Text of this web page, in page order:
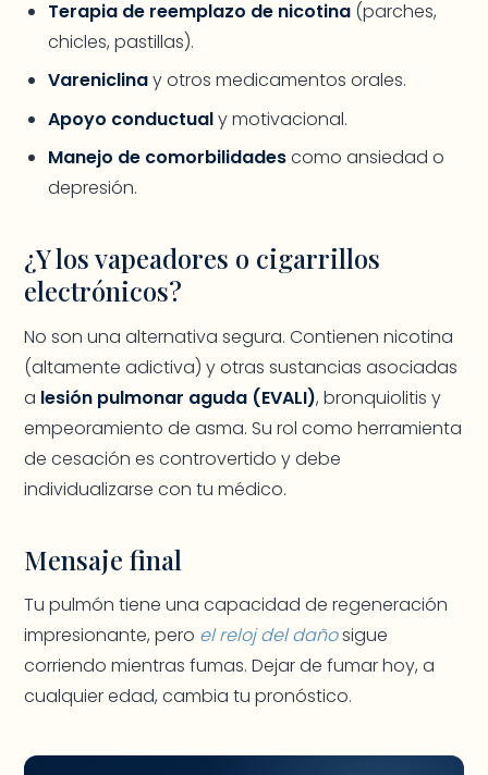
Terapia de reemplazo de nicotina(parches,
chicles, pastillas).
Vareniclinay otros medicamentos orales.
Apoyo conductualy motivacional.
Manejo de comorbilidadescomo ansiedad o
depresión.
¿Y los vapeadores o cigarrillos
electrónicos?
No son una alternativa segura. Contienen nicotina
(altamente adictiva) y otras sustancias asociadas
a lesión pulmonar aguda (EVALI), bronquiolitis y
empeoramiento de asma. Su rol como herramienta
de cesación es controvertido y debe
individualizarse con tu médico.
Mensaje final
Tu pulmón tiene una capacidad de regeneración
impresionante, pero el reloj del dañosigue
corriendo mientras fumas. Dejar de fumar hoy, a
cualquier edad, cambia tu pronóstico.